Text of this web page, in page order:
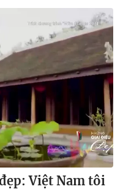
Việt Nam tôi